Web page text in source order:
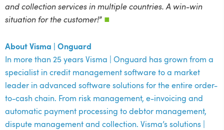
and collection services in multiple countries. A win-win
situation for the customer!” ■
About Visma | Onguard
In more than 25 years Visma | Onguard has grown from a
specialist in credit management software to a market
leader in advanced software solutions for the entire order-
to-cash chain. From risk management, e-invoicing and
automatic payment processing to debtor management,
dispute management and collection. Visma’s solutions |